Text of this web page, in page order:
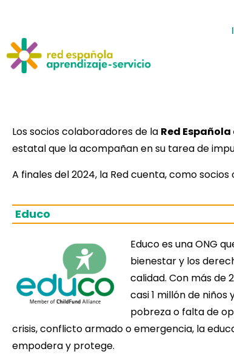
Los socios colaboradores de la Red
estatal que la acompañan en su tarea de
A finales del 2024, la Red cuenta, como
Educo
Educo es una ONG
bienestar y los
calidad. Con más de
casi 1 millón de
pobreza o falta de
crisis, conflicto armado o emergencia, la
empodera y protege.